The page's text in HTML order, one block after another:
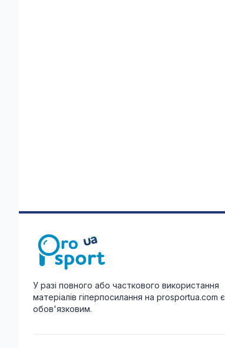
У разі повного або часткового використання
матеріалів гіперпосилання на prosportua.com є
обов'язковим.